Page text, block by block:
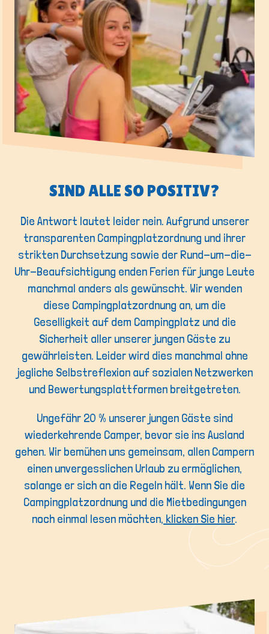
SIND ALLE SO POSITIV?
Die Antwort lautet leider nein. Aufgrund unserer
transparenten Campingplatzordnung und ihrer
strikten Durchsetzung sowie der Rund-um-die-
Uhr-Beaufsichtigung enden Ferien für junge Leute
manchmal anders als gewünscht. Wir wenden
diese Campingplatzordnung an, um die
Geselligkeit auf dem Campingplatz und die
Sicherheit aller unserer jungen Gäste zu
gewährleisten. Leider wird dies manchmal ohne
jegliche Selbstreflexion auf sozialen Netzwerken
und Bewertungsplattformen breitgetreten.
Ungefähr 20 % unserer jungen Gäste sind
wiederkehrende Camper, bevor sie ins Ausland
gehen. Wir bemühen uns gemeinsam, allen Campern
einen unvergesslichen Urlaub zu ermöglichen,
solange er sich an die Regeln hält. Wenn Sie die
Campingplatzordnung und die Mietbedingungen
noch einmal lesen möchten, klicken Sie hier.